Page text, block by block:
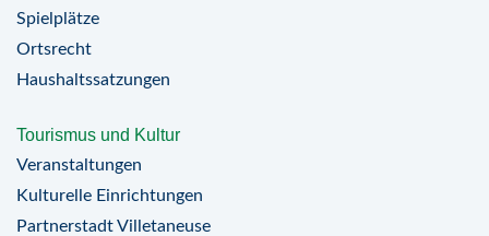
Spielplätze
Ortsrecht
Haushaltssatzungen
Tourismus und Kultur
Veranstaltungen
Kulturelle Einrichtungen
Partnerstadt Villetaneuse